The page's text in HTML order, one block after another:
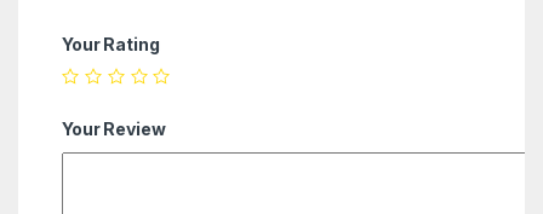
Your Rating
Your Review